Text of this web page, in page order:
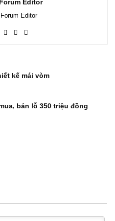
Editor
Editor
kế mái vòm
bán lỗ 350 triệu đồng